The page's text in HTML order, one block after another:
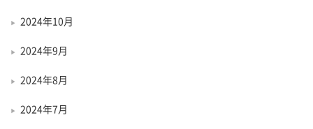
2024年10月
2024年9月
2024年8月
2024年7月